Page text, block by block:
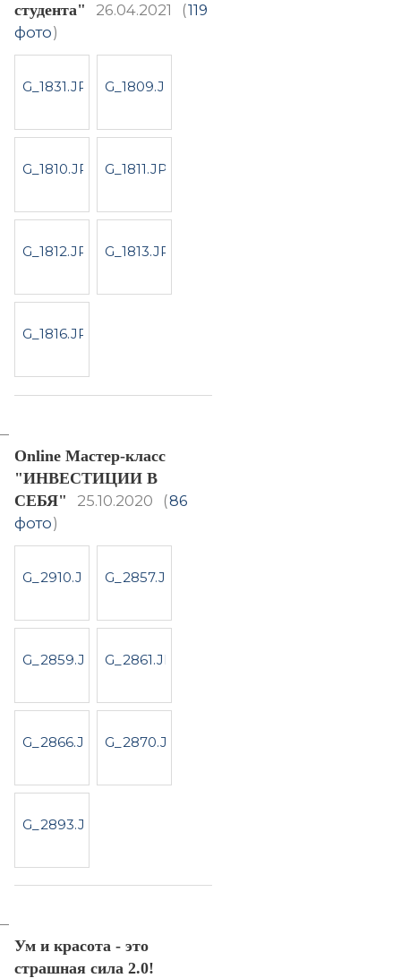
студента"
26.04.2021 (119
фото)
Online Мастер-класс
"ИНВЕСТИЦИИ В
СЕБЯ"
25.10.2020 (86
фото)
Ум и красота - это
страшная сила 2.0!